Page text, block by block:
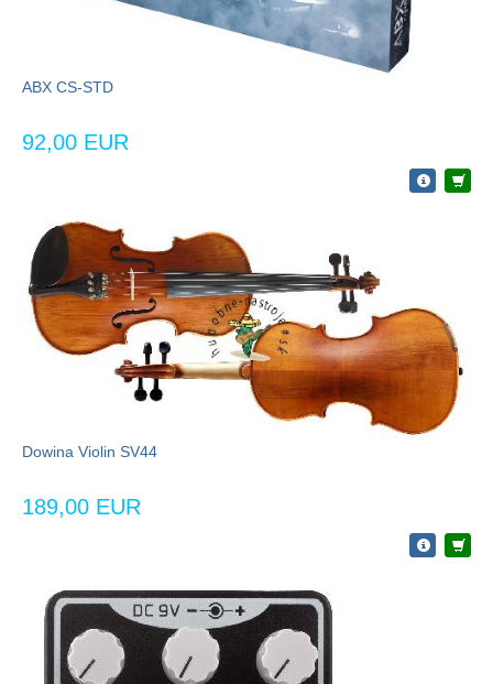
ABX CS-STD
92,00 EUR
Dowina Violin SV44
189,00 EUR